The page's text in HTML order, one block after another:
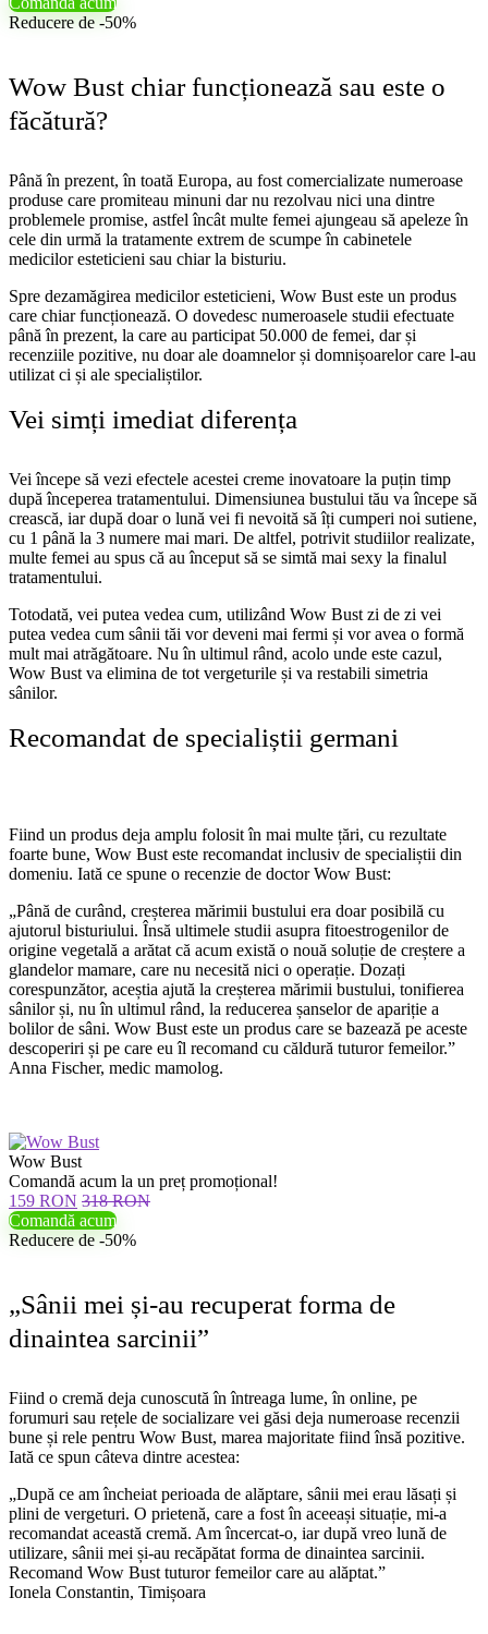
Reducere de -50%
Wow Bust chiar funcționează sau este o
făcătură?
Până în prezent, în toată Europa, au fost comercializate numeroase
produse care promiteau minuni dar nu rezolvau nici una dintre
problemele promise, astfel încât multe femei ajungeau să apeleze în
cele din urmă la tratamente extrem de scumpe în cabinetele
medicilor esteticieni sau chiar la bisturiu.
Spre dezamăgirea medicilor esteticieni, Wow Bust este un produs
care chiar funcționează. O dovedesc numeroasele studii efectuate
până în prezent, la care au participat 50.000 de femei, dar și
recenziile pozitive, nu doar ale doamnelor și domnișoarelor care l-au
utilizat ci și ale specialiștilor.
Vei simți imediat diferența
Vei începe să vezi efectele acestei creme inovatoare la puțin timp
după începerea tratamentului. Dimensiunea bustului tău va începe să
crească, iar după doar o lună vei fi nevoită să îți cumperi noi sutiene,
cu 1 până la 3 numere mai mari. De altfel, potrivit studiilor realizate,
multe femei au spus că au început să se simtă mai sexy la finalul
tratamentului.
Totodată, vei putea vedea cum, utilizând Wow Bust zi de zi vei
putea vedea cum sânii tăi vor deveni mai fermi și vor avea o formă
mult mai atrăgătoare. Nu în ultimul rând, acolo unde este cazul,
Wow Bust va elimina de tot vergeturile și va restabili simetria
sânilor.
Recomandat de specialiștii germani
Fiind un produs deja amplu folosit în mai multe țări, cu rezultate
foarte bune, Wow Bust este recomandat inclusiv de specialiștii din
domeniu. Iată ce spune o recenzie de doctor Wow Bust:
„Până de curând, creșterea mărimii bustului era doar posibilă cu
ajutorul bisturiului. Însă ultimele studii asupra fitoestrogenilor de
origine vegetală a arătat că acum există o nouă soluție de creștere a
glandelor mamare, care nu necesită nici o operație. Dozați
corespunzător, aceștia ajută la creșterea mărimii bustului, tonifierea
sânilor și, nu în ultimul rând, la reducerea șanselor de apariție a
bolilor de sâni. Wow Bust este un produs care se bazează pe aceste
descoperiri și pe care eu îl recomand cu căldură tuturor femeilor.”
Anna Fischer, medic mamolog.
Wow Bust
Comandă acum la un preț promoțional!
159 RON 318 RON
Comandă acum
Reducere de -50%
„Sânii mei și-au recuperat forma de
dinaintea sarcinii”
Fiind o cremă deja cunoscută în întreaga lume, în online, pe
forumuri sau rețele de socializare vei găsi deja numeroase recenzii
bune și rele pentru Wow Bust, marea majoritate fiind însă pozitive.
Iată ce spun câteva dintre acestea:
„După ce am încheiat perioada de alăptare, sânii mei erau lăsați și
plini de vergeturi. O prietenă, care a fost în aceeași situație, mi-a
recomandat această cremă. Am încercat-o, iar după vreo lună de
utilizare, sânii mei și-au recăpătat forma de dinaintea sarcinii.
Recomand Wow Bust tuturor femeilor care au alăptat.”
Ionela Constantin, Timișoara